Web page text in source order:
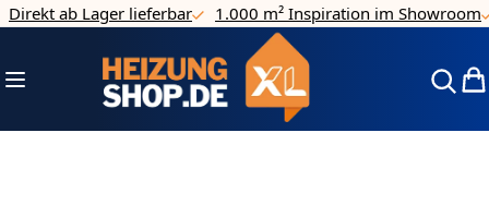
Direkt zum Inhalt
ab Lager lieferbar 1.000 m² Inspiration im Showroom
Navigation umschalten